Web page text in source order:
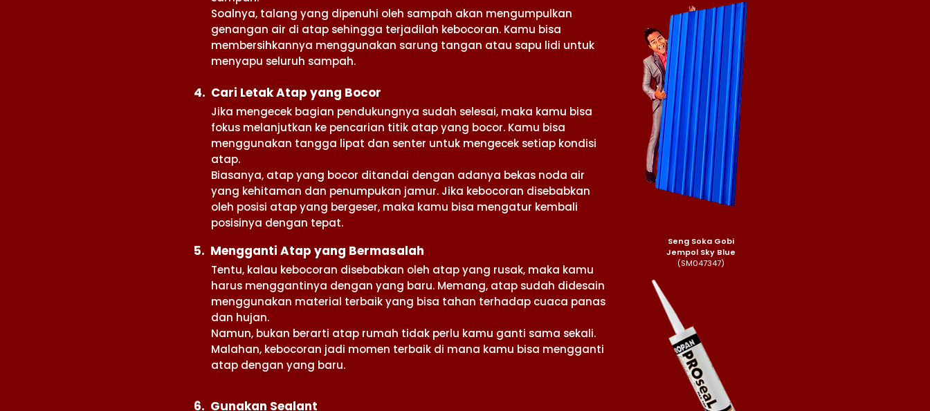
Soalnya, talang yang dipenuhi oleh sampah akan mengumpulkan
genangan air di atap sehingga terjadilah kebocoran. Kamu bisa
membersihkannya menggunakan sarung tangan atau sapu lidi untuk
menyapu seluruh sampah.
4. Cari Letak Atap yang Bocor
Jika mengecek bagian pendukungnya sudah selesai, maka kamu bisa
fokus melanjutkan ke pencarian titik atap yang bocor. Kamu bisa
menggunakan tangga lipat dan senter untuk mengecek setiap kondisi
atap.
Biasanya, atap yang bocor ditandai dengan adanya bekas noda air
yang kehitaman dan penumpukan jamur. Jika kebocoran disebabkan
oleh posisi atap yang bergeser, maka kamu bisa mengatur kembali
posisinya dengan tepat.
5. Mengganti Atap yang Bermasalah
Tentu, kalau kebocoran disebabkan oleh atap yang rusak, maka kamu
harus menggantinya dengan yang baru. Memang, atap sudah didesain
menggunakan material terbaik yang bisa tahan terhadap cuaca panas
dan hujan.
Namun, bukan berarti atap rumah tidak perlu kamu ganti sama sekali.
Malahan, kebocoran jadi momen terbaik di mana kamu bisa mengganti
atap dengan yang baru.
6. Gunakan Sealant
Seng Soka Gobi
Jempol Sky Blue
(SM047347)